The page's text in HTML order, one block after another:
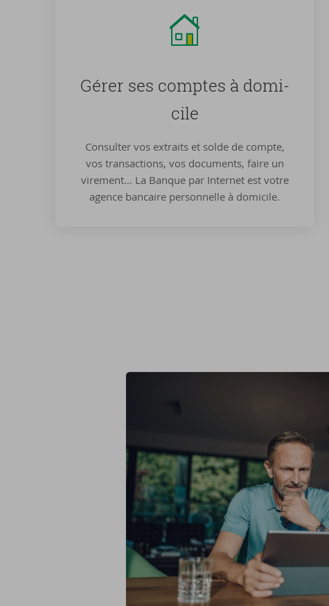
Gérer ses comptes à do­mi­
cile
Consulter vos extraits et solde de compte,
vos transactions, vos documents, faire un
virement… La Banque par Internet est votre
agence bancaire personnelle à domicile.